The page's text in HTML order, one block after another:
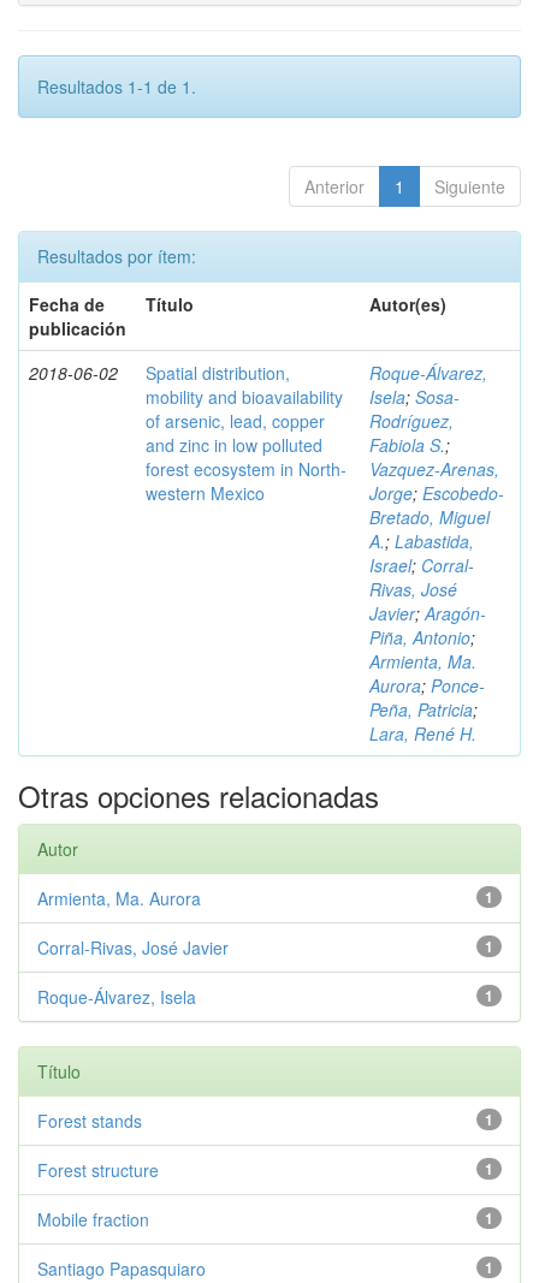
Resultados 1-1 de 1.
Anterior 1 Siguiente
Resultados por ítem:
Fecha de
publicación
Título Autor(es)
2018-06-02
Spatial distribution,
mobility and bioavailability
of arsenic, lead, copper
and zinc in low polluted
forest ecosystem in North-
western Mexico
Roque-Álvarez,
Isela; Sosa-
Rodríguez,
Fabiola S.;
Vazquez-Arenas,
Jorge; Escobedo-
Bretado, Miguel
A.; Labastida,
Israel; Corral-
Rivas, José
Javier;Aragón-
Piña, Antonio;
Armienta, Ma.
Aurora; Ponce-
Peña, Patricia;
Lara, René H.
Otras opciones relacionadas
Autor
1
Armienta, Ma. Aurora
1
Corral-Rivas, José Javier
1
Roque-Álvarez, Isela
Título
1
Forest stands
1
Forest structure
1
Mobile fraction
1
Santiago Papasquiaro